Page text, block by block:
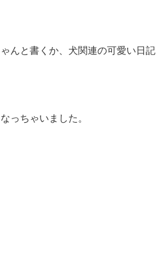
んと書くか、犬関連の可愛い日記
っちゃいました。